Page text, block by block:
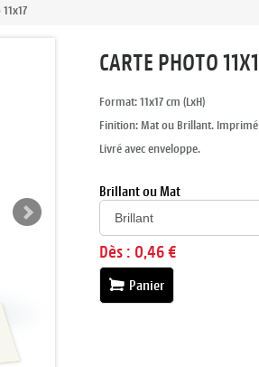
CARTE PHOTO
Format: 11x17 cm (LxH)
Finition: Mat ou Brillant.
Livré avec enveloppe.
Brillant ou Mat
Dès : 0,46 €
Panier